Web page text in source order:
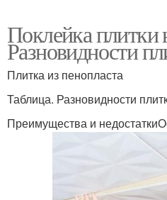
Поклейка плитки
Разновидности
Плитка из пенопласта
Таблица. Разновидности
Преимущества и